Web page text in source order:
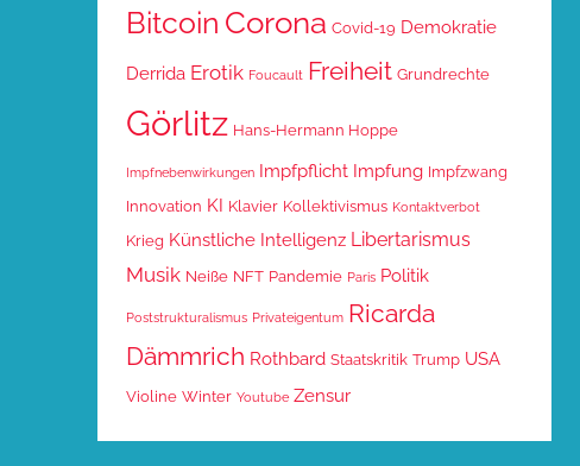
Bitcoin Corona Covid-19 Demokratie
Derrida Erotik Foucault Freiheit Grundrechte
Görlitz Hans-Hermann Hoppe
Impfnebenwirkungen Impfpflicht Impfung Impfzwang
Innovation KI Klavier Kollektivismus Kontaktverbot
Krieg Künstliche Intelligenz Libertarismus
Musik Neiße NFT Pandemie Paris Politik
Poststrukturalismus Privateigentum Ricarda
Dämmrich Rothbard Staatskritik Trump USA
Violine Winter Youtube Zensur